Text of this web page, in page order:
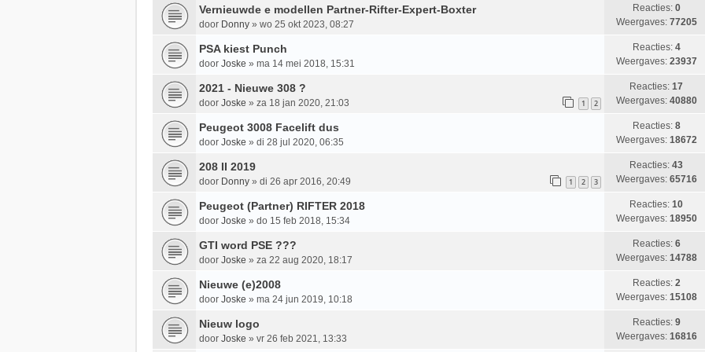
Vernieuwde e modellen Partner-Rifter-Expert-Boxter
door Donny » wo 25 okt 2023, 08:27
Reacties: 0
Weergaves: 77205
PSA kiest Punch
door Joske » ma 14 mei 2018, 15:31
Reacties: 4
Weergaves: 23937
2021 - Nieuwe 308 ?
door Joske » za 18 jan 2020, 21:03 1 2
Reacties: 17
Weergaves: 40880
Peugeot 3008 Facelift dus
door Joske » di 28 jul 2020, 06:35
Reacties: 8
Weergaves: 18672
208 II 2019
door Donny » di 26 apr 2016, 20:49 1 2 3
Reacties: 43
Weergaves: 65716
Peugeot (Partner) RIFTER 2018
door Joske » do 15 feb 2018, 15:34
Reacties: 10
Weergaves: 18950
GTI word PSE ???
door Joske » za 22 aug 2020, 18:17
Reacties: 6
Weergaves: 14788
Nieuwe (e)2008
door Joske » ma 24 jun 2019, 10:18
Reacties: 2
Weergaves: 15108
Nieuw logo
door Joske » vr 26 feb 2021, 13:33
Reacties: 9
Weergaves: 16816